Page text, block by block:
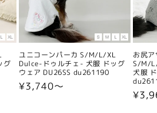
グ
ユニコーンパーカ S/M/L/XL
Dulce-ドゥルチェ- 犬服 ドッグ
ウェア DU26SS du261190
通
¥3,740〜
お尻
S/M/
犬服
通